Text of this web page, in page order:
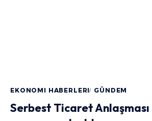
EKONOMI HABERLERI GÜNDEM
Serbest Ticaret Anlaşması